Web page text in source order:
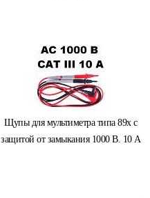
Щупы для мультиметра типа 89х с
защитой от замыкания 1000 В. 10 А